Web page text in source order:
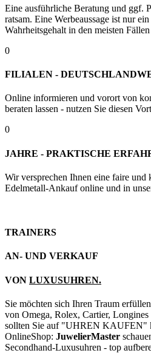
Eine ausführliche Beratung und ggf.
ratsam. Eine Werbeaussage ist nur
Wahrheitsgehalt in den meisten
0
FILIALEN -
Online informieren und vorort von
beraten lassen - nutzen Sie diesen
0
JAHRE - PRAKTISCHE
Wir versprechen Ihnen eine faire und
Edelmetall-Ankauf online und in
TRAINERS
AN- UND VERKAUF
VON LUXUSUHREN.
Sie möchten sich Ihren Traum
von Omega, Rolex, Cartier,
sollten Sie auf "UHREN KAUFEN"
OnlineShop: JuwelierMaster
Secondhand-Luxusuhren - top